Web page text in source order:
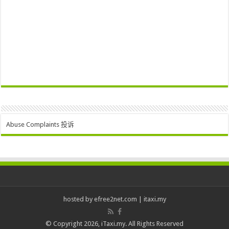
Abuse Complaints 投诉
hosted by efree2net.com itaxi.my
© Copyright 2026, iTaxi.my. All Rights Reserved